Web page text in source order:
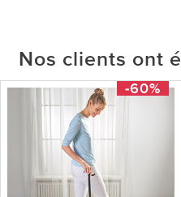
Nos clients ont
-60%